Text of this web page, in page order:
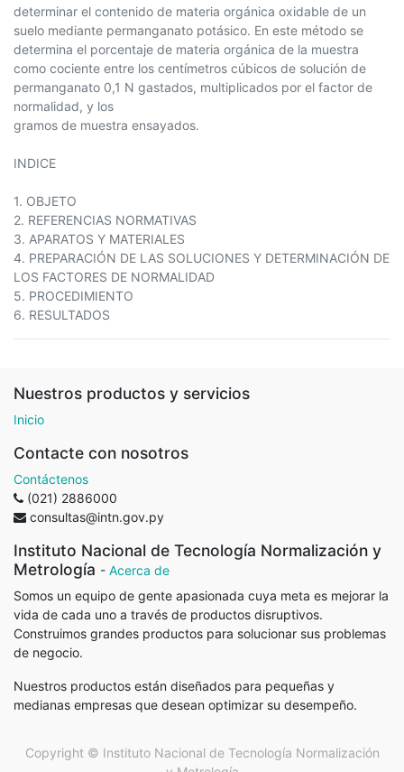
determinar el contenido de materia orgánica oxidable de un
suelo mediante permanganato potásico. En este método se
determina el porcentaje de materia orgánica de la muestra
como cociente entre los centímetros cúbicos de solución de
permanganato 0,1 N gastados, multiplicados por el factor de
normalidad, y los
gramos de muestra ensayados.
INDICE
1. OBJETO
2. REFERENCIAS NORMATIVAS
3. APARATOS Y MATERIALES
4. PREPARACIÓN DE LAS SOLUCIONES Y DETERMINACIÓN DE
LOS FACTORES DE NORMALIDAD
5. PROCEDIMIENTO
6. RESULTADOS
Nuestros productos y servicios
Inicio
Contacte con nosotros
Contáctenos
(021) 2886000
consultas@intn.gov.py
Instituto Nacional de Tecnología Normalización y
Metrología - Acerca de
Somos un equipo de gente apasionada cuya meta es mejorar la
vida de cada uno a través de productos disruptivos.
Construimos grandes productos para solucionar sus problemas
de negocio.
Nuestros productos están diseñados para pequeñas y
medianas empresas que desean optimizar su desempeño.
Copyright © Instituto Nacional de Tecnología Normalización